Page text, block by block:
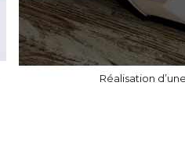
Réalisation